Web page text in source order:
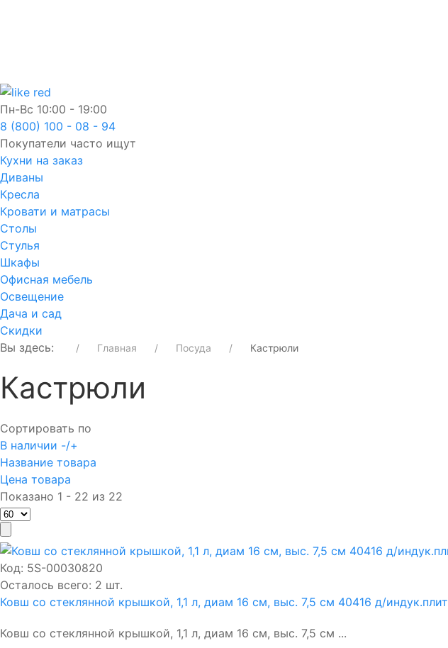
Пн-Вс 10:00 - 19:00
8 (800) 100 - 08 - 94
Покупатели часто ищут
Кухни на заказ
Диваны
Кресла
Кровати и матрасы
Столы
Стулья
Шкафы
Офисная мебель
Освещение
Дача и сад
Скидки
Вы здесь:
Главная Посуда Кастрюли
Кастрюли
Сортировать по
В наличии -/+
Название товара
Цена товара
Показано 1 - 22 из 22
Код: 5S-00030820
Осталось всего: 2 шт.
Ковш со стеклянной крышкой, 1,1 л, диам 16 см, выс. 7,5 см 40416 д/индук.плит
Ковш со стеклянной крышкой, 1,1 л, диам 16 см, выс. 7,5 см ...